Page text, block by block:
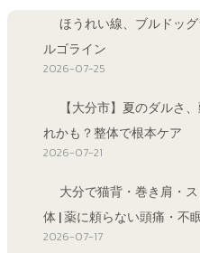
ほうれい線、ブルドッ
ルゴライン
2026-07-25
【大分市】夏のダルさ
れかも？整体で根本ケア
2026-07-21
大分で猫背・巻き肩・
体 | 薬に頼らない頭痛・不
2026-07-17